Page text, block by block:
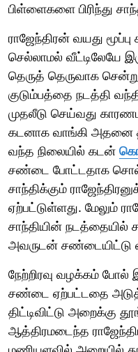
பிள்ளைகளை பிரிந்து
ராஜேந்திரன் வயது
செல்லாமல் வீட்டிலேயே
தெருத் தெருவாக
குடும்பத்தை நடத்தி
முதலீடு செய்வது
கடனாக வாங்கி அதனை
வந்த நிலையில் கடன்
சண்டை போட்டதாக
சாந்திக்கும்
ஏற்பட்டுள்ளது. மேலும்
சாந்தியின் நடத்தையில்
அவருடன் சண்டையிட்டு
நேற்றிரவு வழக்கம்
சண்டை ஏற்பட்டதை
திட்டிவிட்டு அறைக்கு
ஆத்திரமடைந்த